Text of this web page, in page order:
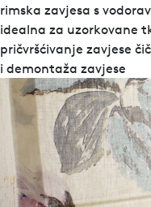
rimska zavjesa s
idealna za uzorkovane
pričvršćivanje zavjese
i demontaža zavjese